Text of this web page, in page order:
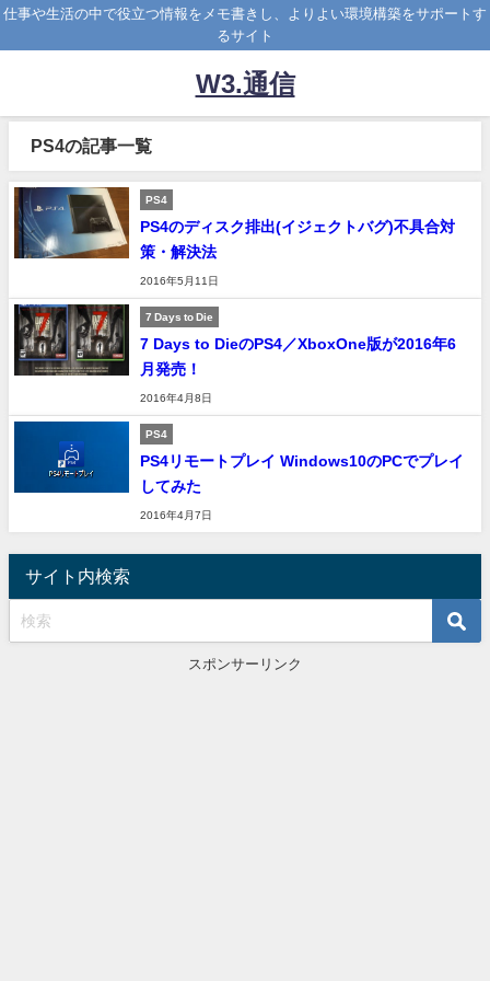
仕事や生活の中で役立つ情報をメモ書きし、よりよい環境構築をサポートす
るサイト
W3.通信
PS4の記事一覧
PS4
PS4のディスク排出(イジェクトバグ)不具合対
策・解決法
2016年5月11日
7 Days to Die
7 Days to DieのPS4／XboxOne版が2016年6
月発売！
2016年4月8日
PS4
PS4リモートプレイ Windows10のPCでプレイ
してみた
2016年4月7日
サイト内検索
スポンサーリンク